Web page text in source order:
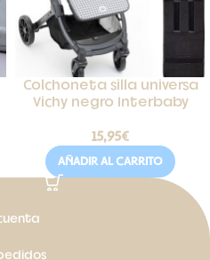
Colchoneta silla universa
Vichy negro Interbaby
15,95€
AÑADIR AL CARRITO